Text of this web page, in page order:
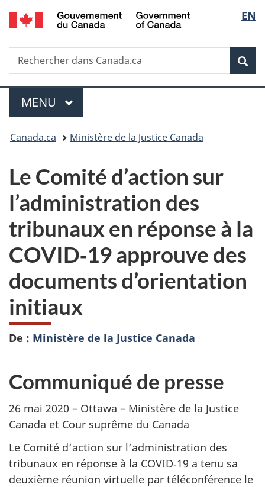
Passer
au
principal
Passer
à
Au
du
Passer
à
version
simplifiée
de
la
EN
Recherche
Rechercher
dans
Menu
MENU PRINCIPAL
Vous
ici :
Canada.ca Ministère de la Justice Canada
Le Comité d’action sur
l’administration des
tribunaux en réponse à la
COVID‑19 approuve des
documents d’orientation
initiaux
De : Ministère de la Justice Canada
Communiqué de presse
26 mai 2020 – Ottawa – Ministère de la Justice
Canada et Cour suprême du Canada
Le Comité d’action sur l’administration des
tribunaux en réponse à la COVID‑19 a tenu sa
deuxième réunion virtuelle par téléconférence le